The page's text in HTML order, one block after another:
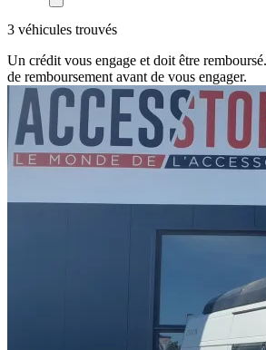
3 véhicules trouvés
Un crédit vous engage et doit être
de remboursement avant de vous engager.